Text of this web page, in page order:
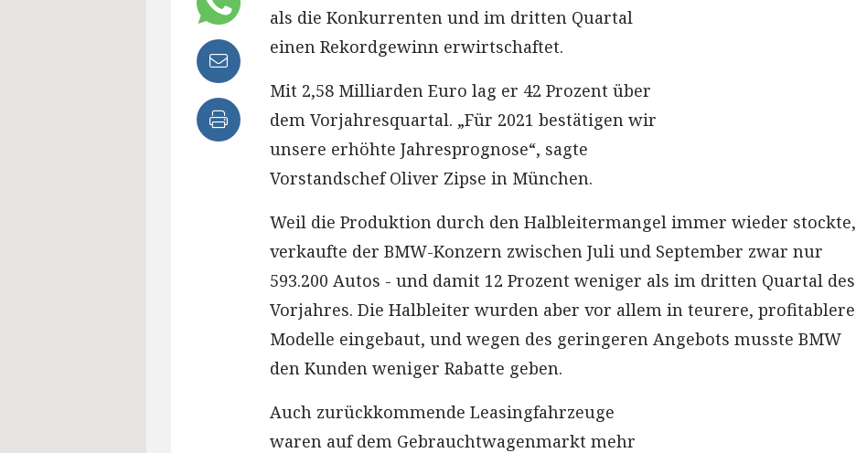
als die Konkurrenten und im dritten Quartal
einen Rekordgewinn erwirtschaftet.
Mit 2,58 Milliarden Euro lag er 42 Prozent über
dem Vorjahresquartal. „Für 2021 bestätigen wir
unsere erhöhte Jahresprognose“, sagte
Vorstandschef Oliver Zipse in München.
Weil die Produktion durch den Halbleitermangel immer wieder stockte,
verkaufte der BMW-Konzern zwischen Juli und September zwar nur
593.200 Autos - und damit 12 Prozent weniger als im dritten Quartal des
Vorjahres. Die Halbleiter wurden aber vor allem in teurere, profitablere
Modelle eingebaut, und wegen des geringeren Angebots musste BMW
den Kunden weniger Rabatte geben.
Auch zurückkommende Leasingfahrzeuge
waren auf dem Gebrauchtwagenmarkt mehr